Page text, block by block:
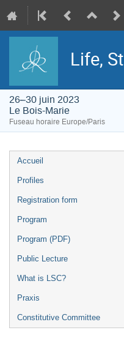
Life,
26–30 juin 2023
Le Bois-Marie
Fuseau horaire Europe/Paris
Menu
de
l'événement
Accueil
Profiles
Registration form
Program
Program (PDF)
Public Lecture
What is LSC?
Praxis
Constitutive Committee